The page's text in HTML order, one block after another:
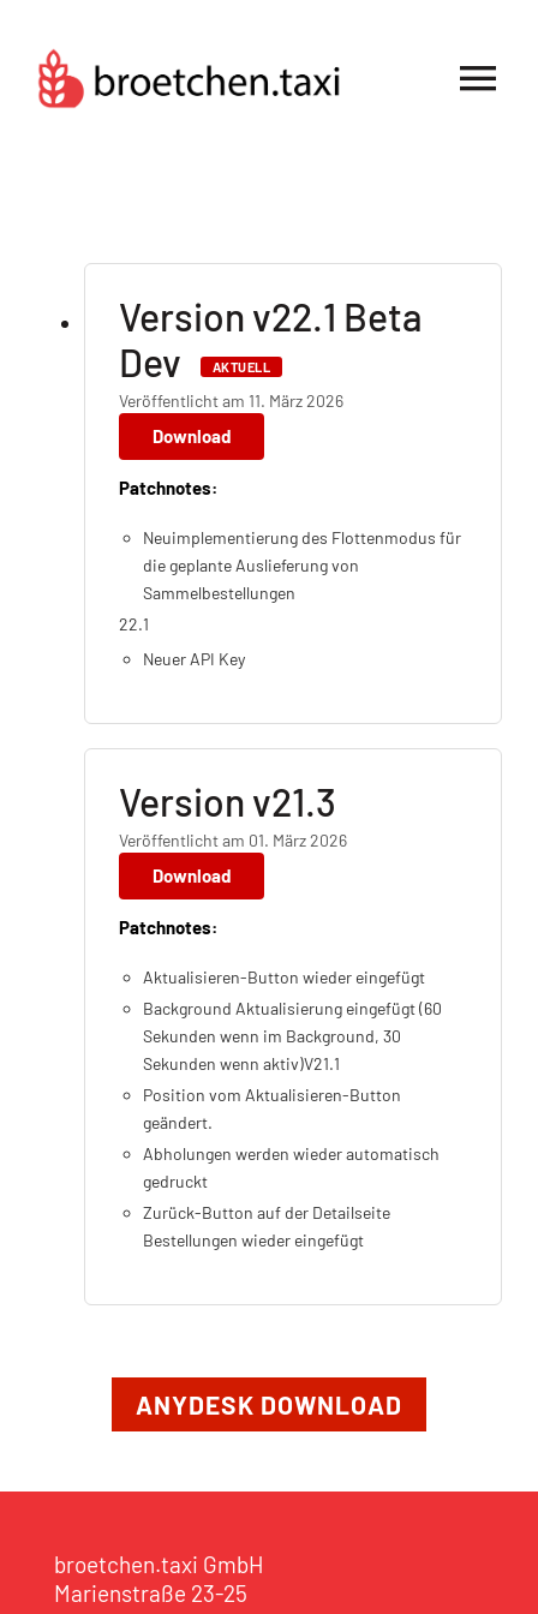
springen
Version v22.1 Beta
Dev
AKTUELL
Veröffentlicht am 11. März 2026
Download
Patchnotes:
Neuimplementierung des Flottenmodus für
die geplante Auslieferung von
Sammelbestellungen
22.1
Neuer API Key
Version v21.3
Veröffentlicht am 01. März 2026
Download
Patchnotes:
Aktualisieren-Button wieder eingefügt
Background Aktualisierung eingefügt (60
Sekunden wenn im Background, 30
Sekunden wenn aktiv)V21.1
Position vom Aktualisieren-Button
geändert.
Abholungen werden wieder automatisch
gedruckt
Zurück-Button auf der Detailseite
Bestellungen wieder eingefügt
ANYDESK DOWNLOAD
broetchen.taxi GmbH
Marienstraße 23-25